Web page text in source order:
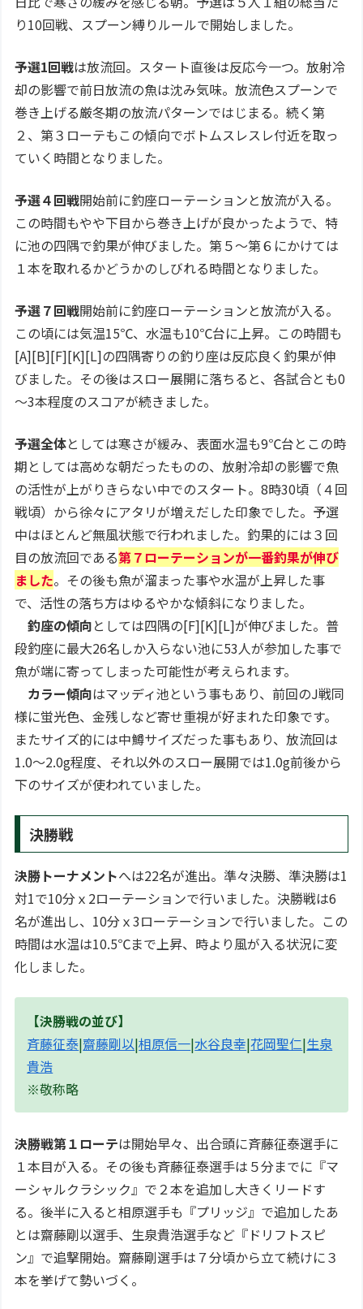
り10回戦、スプーン縛りルールで開始しました。
予選1回戦は放流回。スタート直後は反応今一つ。放射冷
却の影響で前日放流の魚は沈み気味。放流色スプーンで
巻き上げる厳冬期の放流パターンではじまる。続く第
２、第３ローテもこの傾向でボトムスレスレ付近を取っ
ていく時間となりました。
予選４回戦開始前に釣座ローテーションと放流が入る。
この時間もやや下目から巻き上げが良かったようで、特
に池の四隅で釣果が伸びました。第５～第６にかけては
１本を取れるかどうかのしびれる時間となりました。
予選７回戦開始前に釣座ローテーションと放流が入る。
この頃には気温15℃、水温も10℃台に上昇。この時間も
[A][B][F][K][L]の四隅寄りの釣り座は反応良く釣果が伸
びました。その後はスロー展開に落ちると、各試合とも0
～3本程度のスコアが続きました。
予選全体としては寒さが緩み、表面水温も9℃台とこの時
期としては高めな朝だったものの、放射冷却の影響で魚
の活性が上がりきらない中でのスタート。8時30頃（４回
戦頃）から徐々にアタリが増えだした印象でした。予選
中はほとんど無風状態で行われました。釣果的には３回
目の放流回である第７ローテーションが一番釣果が伸び
ました。その後も魚が溜まった事や水温が上昇した事
で、活性の落ち方はゆるやかな傾斜になりました。
釣座の傾向としては四隅の[F][K][L]が伸びました。普
段釣座に最大26名しか入らない池に53人が参加した事で
魚が端に寄ってしまった可能性が考えられます。
カラー傾向はマッディ池という事もあり、前回のJ戦同
様に蛍光色、金残しなど寄せ重視が好まれた印象です。
またサイズ的には中鱒サイズだった事もあり、放流回は
1.0～2.0g程度、それ以外のスロー展開では1.0g前後から
下のサイズが使われていました。
決勝戦
決勝トーナメントへは22名が進出。準々決勝、準決勝は1
対1で10分ｘ2ローテーションで行いました。決勝戦は6
名が進出し、10分ｘ3ローテーションで行いました。この
時間は水温は10.5℃まで上昇、時より風が入る状況に変
化しました。
【決勝戦の並び】
斉藤征泰|齋藤剛以|相原信一|水谷良幸|花岡聖仁|生泉
貴浩
※敬称略
決勝戦第１ローテは開始早々、出合頭に斉藤征泰選手に
１本目が入る。その後も斉藤征泰選手は５分までに『マ
ーシャルクラシック』で２本を追加し大きくリードす
る。後半に入ると相原選手も『プリッジ』で追加したあ
とは齋藤剛以選手、生泉貴浩選手など『ドリフトスピ
ン』で追撃開始。齋藤剛選手は７分頃から立て続けに３
本を挙げて勢いづく。